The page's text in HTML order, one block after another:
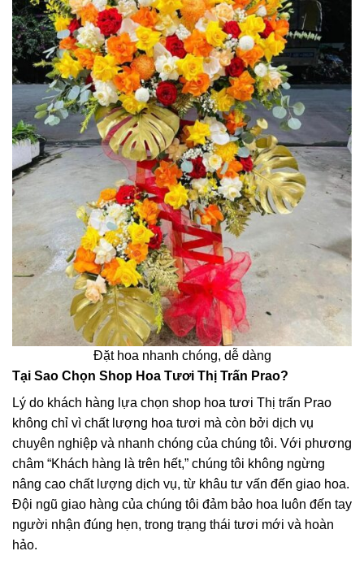
Đặt hoa nhanh chóng, dễ dàng
Tại Sao Chọn Shop Hoa Tươi Thị Trấn Prao?
Lý do khách hàng lựa chọn shop hoa tươi Thị trấn Prao
không chỉ vì chất lượng hoa tươi mà còn bởi dịch vụ
chuyên nghiệp và nhanh chóng của chúng tôi. Với phương
châm “Khách hàng là trên hết,” chúng tôi không ngừng
nâng cao chất lượng dịch vụ, từ khâu tư vấn đến giao hoa.
Đội ngũ giao hàng của chúng tôi đảm bảo hoa luôn đến tay
người nhận đúng hẹn, trong trạng thái tươi mới và hoàn
hảo.